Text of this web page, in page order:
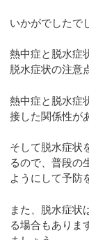
いかがでしたで
熱中症と脱水症
脱水症状の注意
熱中症と脱水症
接した関係性が
そして脱水症状
るので、普段の
ようにして予防
また、脱水症状
る場合もありま